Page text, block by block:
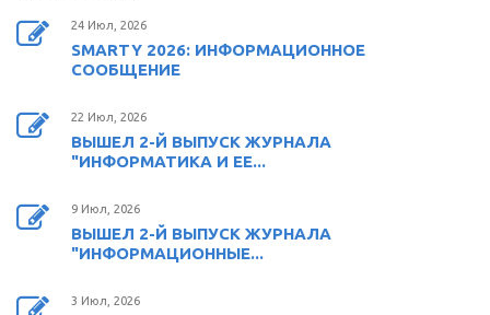
24 Июл, 2026
SMARTY 2026: ИНФОРМАЦИОННОЕ
СООБЩЕНИЕ
22 Июл, 2026
ВЫШЕЛ 2-Й ВЫПУСК ЖУРНАЛА
"ИНФОРМАТИКА И ЕЕ...
9 Июл, 2026
ВЫШЕЛ 2-Й ВЫПУСК ЖУРНАЛА
"ИНФОРМАЦИОННЫЕ...
3 Июл, 2026